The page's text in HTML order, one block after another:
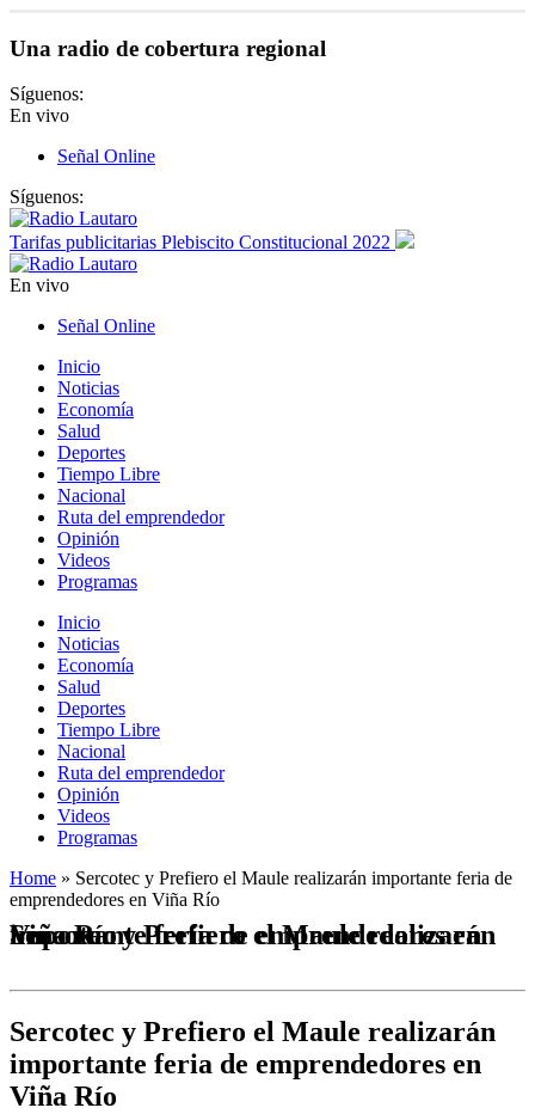
Una radio de cobertura regional
Síguenos:
En vivo
Señal Online
Síguenos:
Tarifas publicitarias Plebiscito Constitucional 2022
En vivo
Señal Online
Inicio
Noticias
Economía
Salud
Deportes
Tiempo Libre
Nacional
Ruta del emprendedor
Opinión
Videos
Programas
Inicio
Noticias
Economía
Salud
Deportes
Tiempo Libre
Nacional
Ruta del emprendedor
Opinión
Videos
Programas
Home » Sercotec y Prefiero el Maule realizarán importante feria de
emprendedores en Viña Río
Sercotec y Prefiero el Maule realizarán importante feria de emprendedores en Viña Río
Sercotec y Prefiero el Maule realizarán
importante feria de emprendedores en
Viña Río